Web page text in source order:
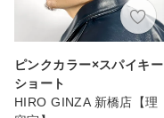
ピンクカラー×スパイキー
ショート
HIRO GINZA 新橋店【理